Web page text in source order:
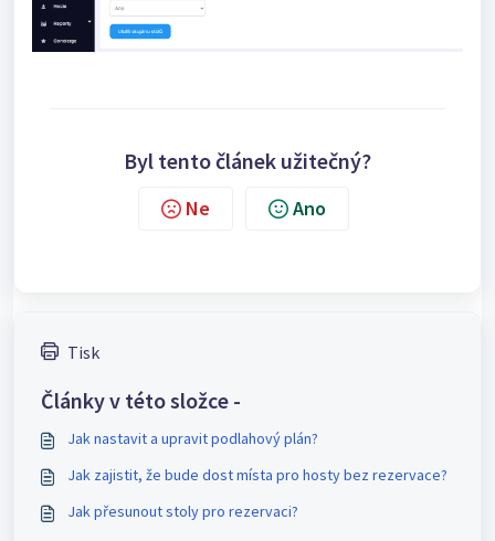
Byl tento článek užitečný?
Ne Ano
Tisk
Články v této složce -
Jak nastavit a upravit podlahový plán?
Jak zajistit, že bude dost místa pro hosty bez rezervace?
Jak přesunout stoly pro rezervaci?